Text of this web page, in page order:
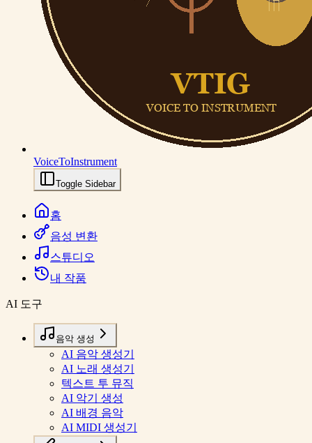
VoiceToInstrument
Toggle Sidebar
홈
음성 변환
스튜디오
내 작품
AI 도구
음악 생성
AI 음악 생성기
AI 노래 생성기
텍스트 투 뮤직
AI 악기 생성
AI 배경 음악
AI MIDI 생성기